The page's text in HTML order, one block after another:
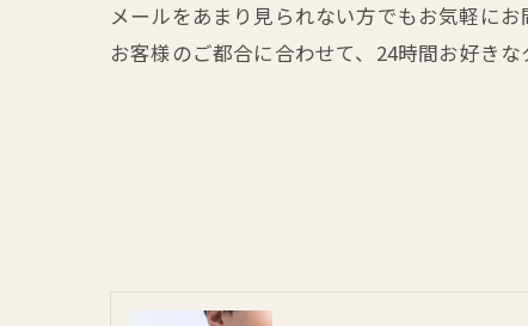
メールをあまり見られない方でもお気軽に
お客様のご都合に合わせて、24時間お好き